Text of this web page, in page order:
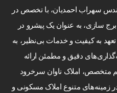
سهراب احمدیان، با تخصص در
سازی، به عنوان یک پیشرو در
به کیفیت و خدمات بی‌نظیر، به
دقیق و مطمئن ارائه
متخصص، املاک ناوان سرخرود
زمینه‌های متنوع املاک مسکونی و